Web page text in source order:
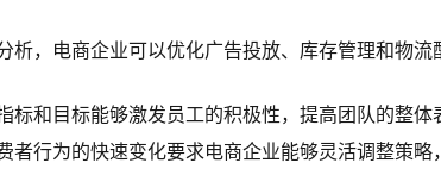
析，电商企业可以优化广告投放、库存管理和物流
标和目标能够激发员工的积极性，提高团队的整体
者行为的快速变化要求电商企业能够灵活调整策略